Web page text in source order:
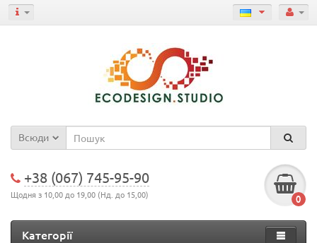
Всюди
+38 (067) 745-95-90
Щодня з 10,00 до 19,00 (Нд. до 15,00) 0
Категорії